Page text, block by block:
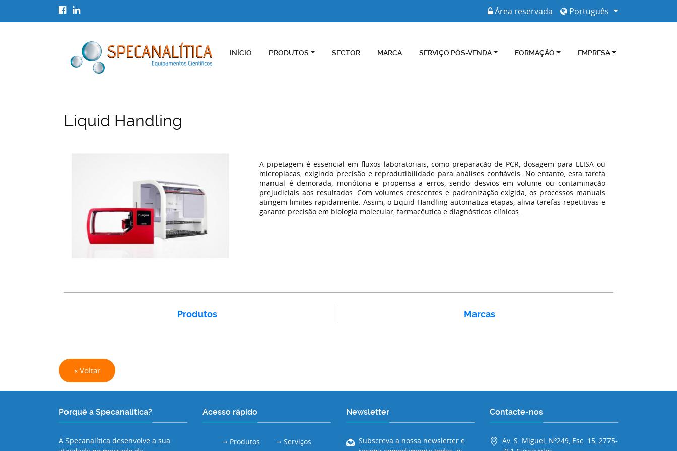
Português
Área reservada
INÍCIO PRODUTOS SECTOR MARCA SERVIÇO PÓS-VENDA FORMAÇÃO EMPRESA
Liquid Handling
A pipetagem é essencial em fluxos laboratoriais, como preparação de PCR, dosagem para ELISA ou
microplacas, exigindo precisão e reprodutibilidade para análises confiáveis. No entanto, esta tarefa
manual é demorada, monótona e propensa a erros, sendo desvios em volume ou contaminação
prejudiciais aos resultados. Com volumes crescentes e padronização exigida, os processos manuais
atingem limites rapidamente. Assim, o Liquid Handling automatiza etapas, alivia tarefas repetitivas e
garante precisão em biologia molecular, farmacêutica e diagnósticos clínicos.
Produtos Marcas
« Voltar
Porquê a Specanalítica?
A Specanalítica desenvolve a sua
Acesso rápido
Produtos Serviços
Newsletter
Subscreva a nossa newsletter e
Contacte-nos
Av. S. Miguel, Nº249, Esc. 15, 2775-